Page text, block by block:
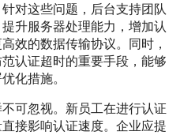
对这些问题，后台支持团队
升服务器处理能力，增加认
效的数据传输协议。同时，
认证超时的重要手段，能够
化措施。
可忽视。新员工在进行认证
接影响认证速度。企业应提